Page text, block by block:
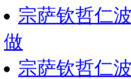
宗萨钦哲仁
做
宗萨钦哲仁